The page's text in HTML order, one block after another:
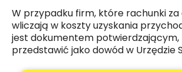
W przypadku firm, które rachunki
wliczają w koszty uzyskania
jest dokumentem
przedstawić jako dowód w Urzędzie